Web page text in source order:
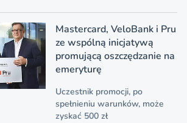
Mastercard, VeloBank i Pru
ze wspólną inicjatywą
promującą oszczędzanie na
emeryturę
Uczestnik promocji, po
spełnieniu warunków, może
zyskać 500 zł